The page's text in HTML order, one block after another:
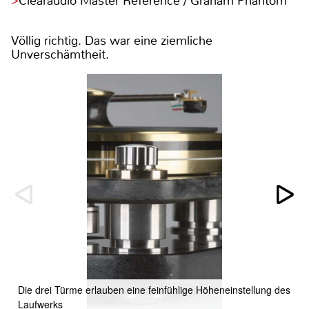
Völlig richtig. Das war eine ziemliche
Unverschämtheit.
Die drei Türme erlauben eine feinfühlige Höheneinstellung des
Laufwerks